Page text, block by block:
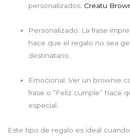
personalizados. Creatu
Personalizado: La frase
hace que el regalo no sea
destinatario.
Emocional: Ver un brownie
frase o “Feliz cumple” hace
especial.
Este tipo de regalo es ideal